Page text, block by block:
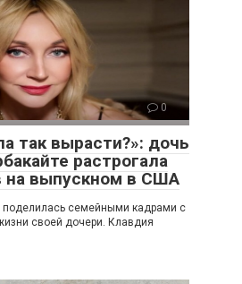
0
так вырасти?»: дочь
растрогала
на выпускном в США
поделилась семейными кадрами с
своей дочери. Клавдия